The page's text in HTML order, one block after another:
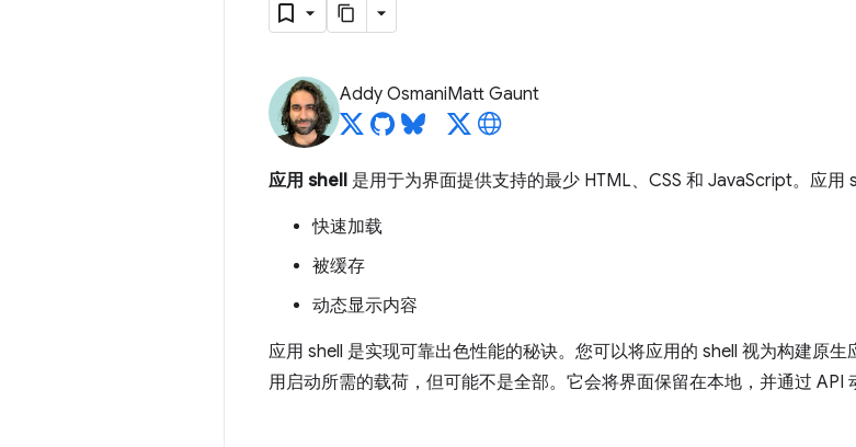
Addy OsmaniMatt Gaunt
应用 shell 是用于为界面提供支持的最少 HTML、CSS 和 JavaScript。应用
快速加载
被缓存
动态显示内容
应用 shell 是实现可靠出色性能的秘诀。您可以将应用的 shell 视为构建原
用启动所需的载荷，但可能不是全部。它会将界面保留在本地，并通过 API